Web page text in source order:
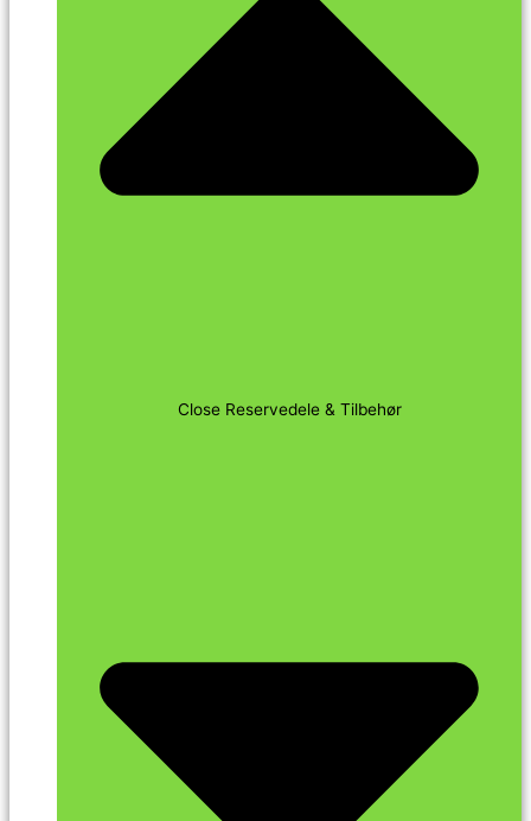
Close Reservedele & Tilbehør